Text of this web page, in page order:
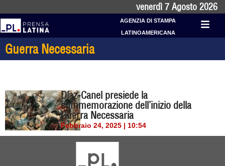
venerdì 7 Agosto 2026
AGENZIA DI STAMPA
LATINOAMERICANA
Guerra Necessaria
Díaz-Canel presiede la
commemorazione dell’inizio della
Guerra Necessaria
Febbraio 24, 2025 | 10:54